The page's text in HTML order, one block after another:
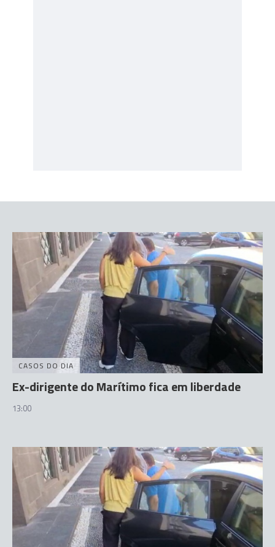
CASOS DO DIA
Ex-dirigente do Marítimo fica em liberdade
13:00